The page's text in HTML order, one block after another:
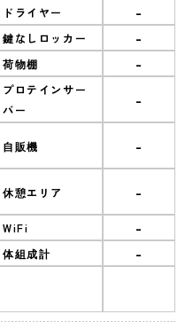
ドライヤー -
鍵なしロッカー -
荷物棚 -
プロテインサー
バー
-
自販機 -
休憩エリア -
WiFi -
体組成計 -